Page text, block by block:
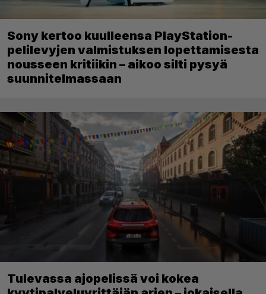
Sony kertoo kuulleensa PlayStation-
pelilevyjen valmistuksen lopettamisesta
nousseen kritiikin – aikoo silti pysyä
suunnitelmassaan
Tulevassa ajopelissä voi kokea